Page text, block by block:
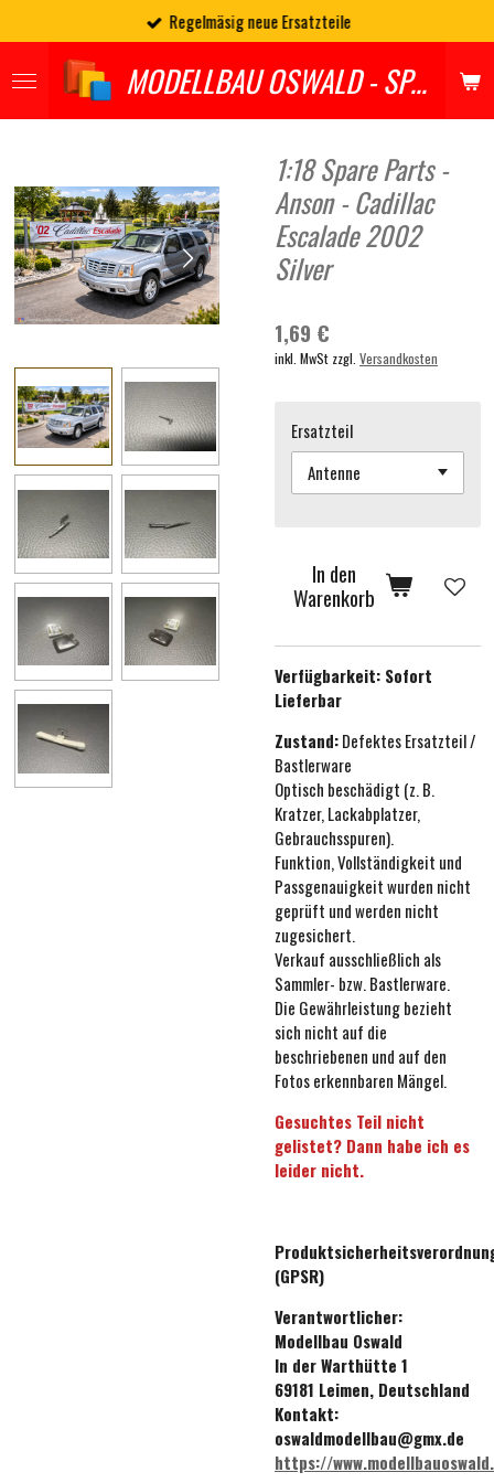
Hauptinhalt
springen
MODELLBAU OSWALD - SPARES
Regelmäsig neue Ersatzteile
1:18 Spare Parts -
Anson - Cadillac
Escalade 2002
Silver
1,69 €
inkl. MwSt zzgl. Versandkosten
Ersatzteil
In den
Warenkorb
Verfügbarkeit: Sofort
Lieferbar
Zustand:Defektes Ersatzteil /
Bastlerware
Optisch beschädigt (z. B.
Kratzer, Lackabplatzer,
Gebrauchsspuren).
Funktion, Vollständigkeit und
Passgenauigkeit wurden nicht
geprüft und werden nicht
zugesichert.
Verkauf ausschließlich als
Sammler- bzw. Bastlerware.
Die Gewährleistung bezieht
sich nicht auf die
beschriebenen und auf den
Fotos erkennbaren Mängel.
Gesuchtes Teil nicht
gelistet? Dann habe ich es
leider nicht.
(GPSR)
Verantwortlicher:
Modellbau Oswald
In der Warthütte 1
69181 Leimen, Deutschland
Kontakt:
oswaldmodellbau@gmx.de
https://